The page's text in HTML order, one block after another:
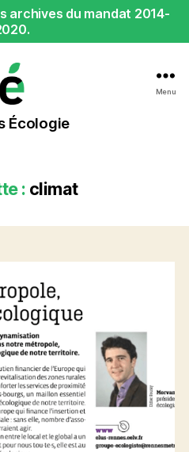
archives du mandat 2014-
Rennes
Écologie
Écologie
Menu
: climat